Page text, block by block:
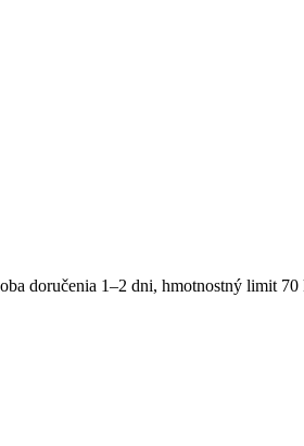
doručenia 1–2 dni, hmotnostný limit